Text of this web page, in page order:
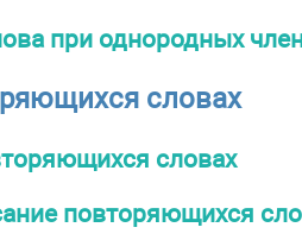
при однородных
словах
словах
повторяющихся